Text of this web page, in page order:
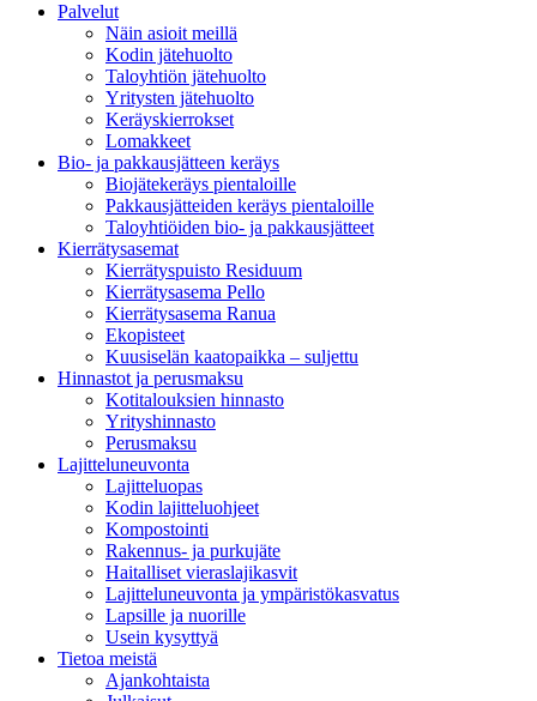
Palvelut
Näin asioit meillä
Kodin jätehuolto
Taloyhtiön jätehuolto
Yritysten jätehuolto
Keräyskierrokset
Lomakkeet
Bio- ja pakkausjätteen keräys
Biojätekeräys pientaloille
Pakkausjätteiden keräys pientaloille
Taloyhtiöiden bio- ja pakkausjätteet
Kierrätysasemat
Kierrätyspuisto Residuum
Kierrätysasema Pello
Kierrätysasema Ranua
Ekopisteet
Kuusiselän kaatopaikka – suljettu
Hinnastot ja perusmaksu
Kotitalouksien hinnasto
Yrityshinnasto
Perusmaksu
Lajitteluneuvonta
Lajitteluopas
Kodin lajitteluohjeet
Kompostointi
Rakennus- ja purkujäte
Haitalliset vieraslajikasvit
Lajitteluneuvonta ja ympäristökasvatus
Lapsille ja nuorille
Usein kysyttyä
Tietoa meistä
Ajankohtaista